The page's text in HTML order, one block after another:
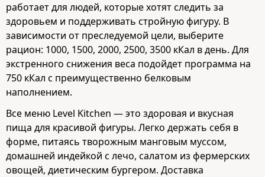
работает для людей, которые хотят следить за
здоровьем и поддерживать стройную фигуру. В
зависимости от преследуемой цели, выберите
рацион: 1000, 1500, 2000, 2500, 3500 кКал в день. Для
экстренного снижения веса подойдет программа на
750 кКал с преимущественно белковым
наполнением.
Все меню Level Kitchen — это здоровая и вкусная
пища для красивой фигуры. Легко держать себя в
форме, питаясь творожным манговым муссом,
домашней индейкой с лечо, салатом из фермерских
овощей, диетическим бургером. Доставка